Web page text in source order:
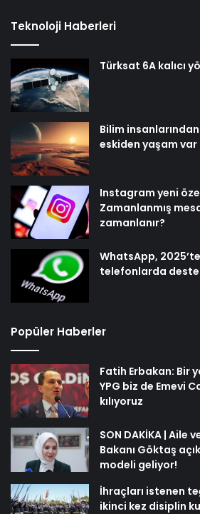
Teknoloji Haberleri
Türksat 6A kalıcı
Bilim
eskiden yaşam var
Instagram yeni
Zamanlanmış
zamanlanır?
WhatsApp,
telefonlarda
Popüler Haberler
Fatih Erbakan: Bir
YPG biz de Emevi
kılıyoruz
SON DAKİKA | Aile
Bakanı Göktaş
modeli geliyor!
İhraçları istenen
ikinci kez disiplin